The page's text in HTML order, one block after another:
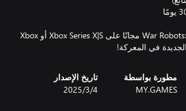
قم بتنزيل War Robots: Frontiers مجانًا على Xbox Series X|S أو Xbox
مطورة بواسطة
MY.GAMES
تاريخ الإصدار
4‏/3‏/2025